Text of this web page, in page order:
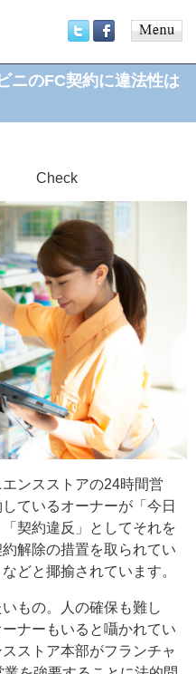
menu
ニのFC契約に違法性は
Check
ンスストアの24時間営
ているオーナーが「今日
契約違反」としてそれを
解除の措置を取られてい
どと揶揄されています。
もの。人の確保も難し
ナーもいると囁かれてい
ストア本部がフランチャ